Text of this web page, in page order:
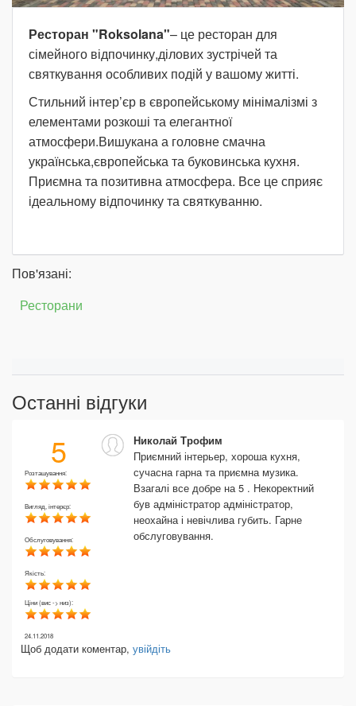
Ресторан "Roksolana"– це ресторан для
сімейного відпочинку,ділових зустрічей та
святкування особливих подій у вашому житті.
Стильний інтер’єр в європейському мінімалізмі з
елементами розкоші та елегантної
атмосфери.Вишукана а головне смачна
українська,європейська та буковинська кухня.
Приємна та позитивна атмосфера. Все це сприяє
ідеальному відпочинку та святкуванню.
Пов'язані:
Ресторани
Останні відгуки
5
Розташування:
Вигляд, інтерєр:
Обслуговування:
Якість:
Ціни (вис -> низ):
Николай Трофим
Приємний інтерьер, хороша кухня,
сучасна гарна та приємна музика.
Взагалі все добре на 5 . Некоректний
був адміністратор адміністратор,
неохайна і невічлива губить. Гарне
обслуговування.
24.11.2018
Щоб додати коментар, увійдіть